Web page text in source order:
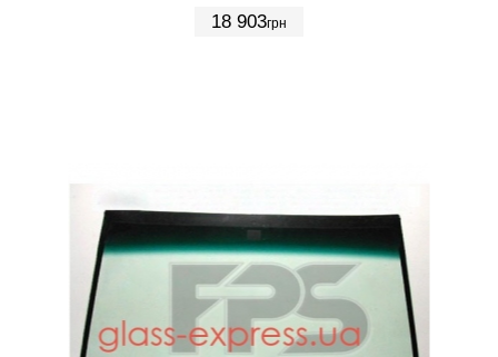
18 903грн